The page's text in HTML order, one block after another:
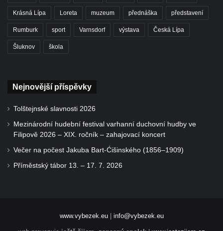
Krásná Lípa Loreta muzeum přednáška představení
Rumburk sport Varnsdorf výstava Česká Lípa
Šluknov škola
Nejnovější příspěvky
Tolštejnské slavnosti 2026
Mezinárodní hudební festival varhanní duchovní hudby ve
Filipově 2026 – XIX. ročník – zahajovací koncert
Večer na počest Jakuba Bart-Ćišinského (1856–1909)
Příměstský tábor 13. – 17. 7. 2026
www.vybezek.eu| info@vybezek.eu